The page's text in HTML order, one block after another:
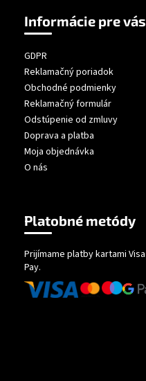
Informácie pre vás
GDPR
Reklamačný poriadok
Obchodné podmienky
Reklamačný formulár
Odstúpenie od zmluvy
Doprava a platba
Moja objednávka
O nás
Platobné metódy
Prijímame platby kartami
Pay.